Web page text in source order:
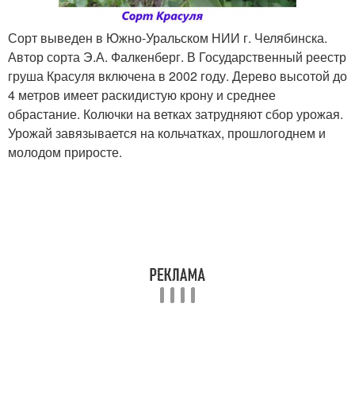
Сорт выведен в Южно-Уральском НИИ г. Челябинска.
Автор сорта Э.А. Фалкенберг. В Государственный реестр
груша Красуля включена в 2002 году. Дерево высотой до
4 метров имеет раскидистую крону и среднее
обрастание. Колючки на ветках затрудняют сбор урожая.
Урожай завязывается на кольчатках, прошлогоднем и
молодом приросте.